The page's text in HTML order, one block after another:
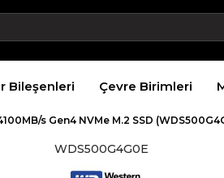
Bileşenleri Çevre Birimleri
s Gen4 NVMe M.2 SSD
WDS500G4G0E